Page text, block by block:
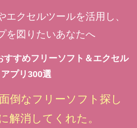
エクセルツールを活用し、
を図りたいあなたへ
すすめフリーソフト＆エクセル
アプリ300選
倒なフリーソフト探し
解消してくれた。